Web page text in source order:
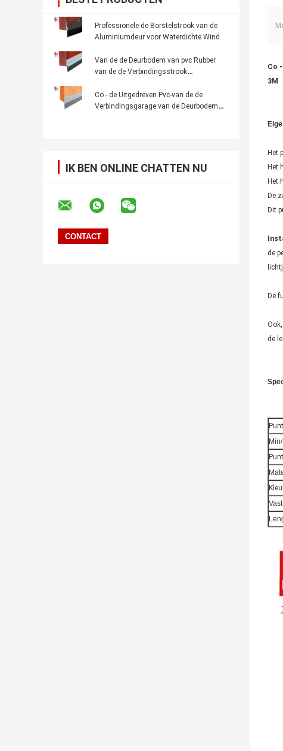
Professionele de Borstelstrook van de
Aluminiumdeur voor Waterdichte Wind
Van de de Deurbodem van pvc Rubber
van de de Verbindingsstrook
Co - de Uitgedreven Pvc-van de de
Verbindingsgarage van de Deurbodem
IK BEN ONLINE CHATTEN NU
Co
3M
Het
Het
Het
De
Dit
de
De
de